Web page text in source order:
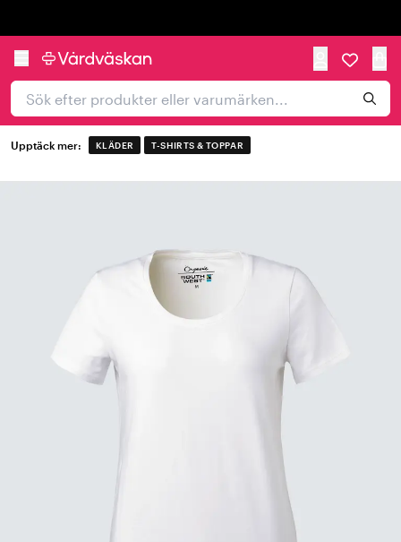
Upptäck mer: KLÄDER T-SHIRTS & TOPPAR